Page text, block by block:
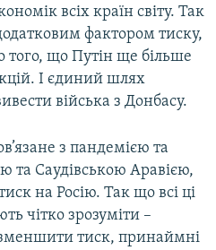
всіх країн світу. Так
фактором тиску,
що Путін ще більше
І єдиний шлях
війська з Донбасу.
з пандемією та
та Саудівською Аравією,
на Росію. Так що всі ці
чітко зрозуміти –
зменшити тиск, принаймні